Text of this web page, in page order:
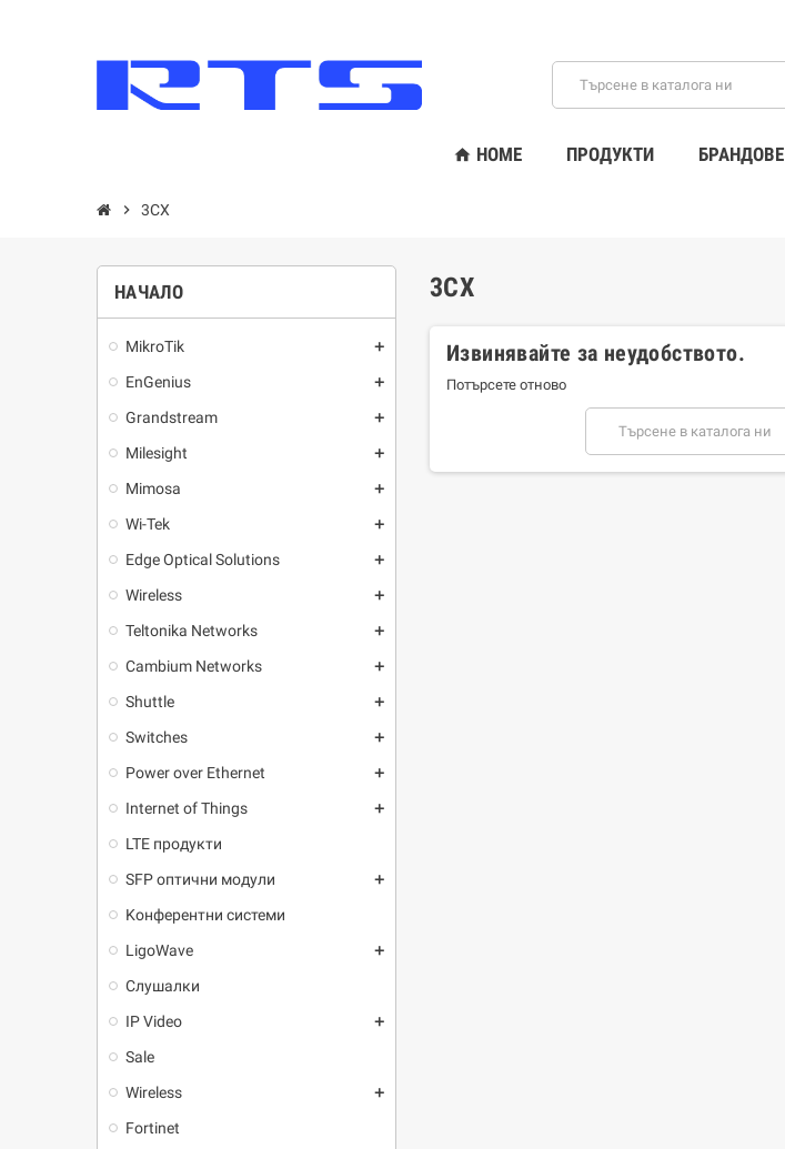
home HOME ПРОДУКТИ БРАНДОВЕ
chevron_right 3CX
НАЧАЛО
MikroTik add
EnGenius add
Grandstream add
Milesight add
Mimosa add
Wi-Tek add
Edge Optical Solutions add
Wireless add
Teltonika Networks add
Cambium Networks add
Shuttle add
Switches add
Power over Ethernet add
Internet of Things add
LTE продукти
SFP оптични модули
add
Kонферентни системи
LigoWave
add
Слушалки
IP Video
add
Sale
Wireless
add
Fortinet
3CX
Извинявайте за неудобството.
Потърсете отново